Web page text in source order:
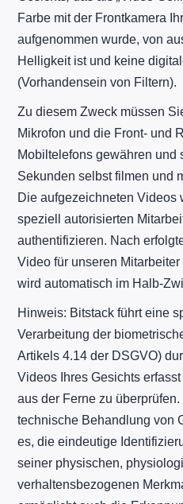
Farbe mit der Frontkamera
aufgenommen wurde, von
Helligkeit ist und keine
(Vorhandensein von Filtern).
Zu diesem Zweck müssen
Mikrofon und die Front- und
Mobiltelefons gewähren und
Sekunden selbst filmen und
Die aufgezeichneten Videos
speziell autorisierten
authentifizieren. Nach
Video für unseren
wird automatisch im Halb-
Hinweis: Bitstack führt eine
Verarbeitung der
Artikels 4.14 der DSGVO)
Videos Ihres Gesichts
aus der Ferne zu
technische Behandlung von
es, die eindeutige
seiner physischen,
verhaltensbezogenen